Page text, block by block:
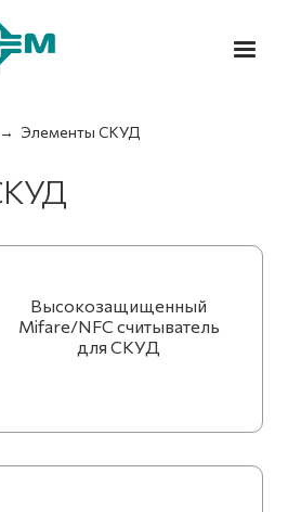
связи и навигации
→ Элементы СКУД
Высокозащищенный
Mifare/NFC считыватель
для СКУД